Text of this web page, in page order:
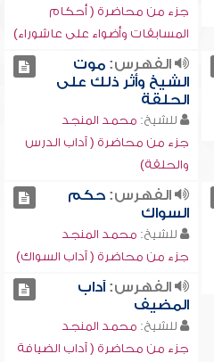
جزء من محاضرة ( أحكام
المسابقات وأضواء على عاشوراء)
الفهرس:موت
الشيخ وأثر ذلك على
الحلقة
للشيخ: محمد المنجد
جزء من محاضرة ( آداب الدرس
والحلقة)
الفهرس:حكم
السواك
للشيخ: محمد المنجد
جزء من محاضرة ( آداب السواك)
الفهرس:آداب
المضيف
للشيخ: محمد المنجد
جزء من محاضرة ( آداب الضيافة